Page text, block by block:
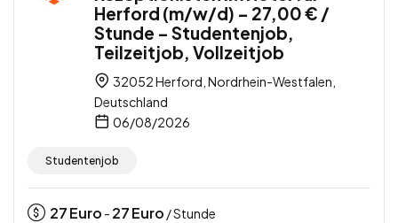
Herford (m/w/d) – 27,00 € /
Stunde – Studentenjob,
Teilzeitjob, Vollzeitjob
32052 Herford, Nordrhein-Westfalen,
Deutschland
06/08/2026
Studentenjob
27Euro - 27Euro / Stunde